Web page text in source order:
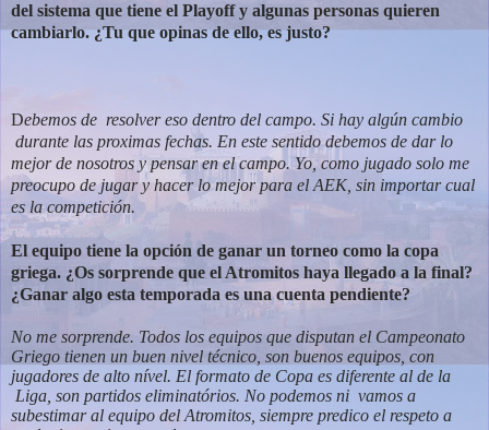
del sistema que tiene el Playoff y algunas personas quieren
cambiarlo. ¿Tu que opinas de ello,es justo?
Debemos de resolver eso dentro del campo. Si hay algún cambio
durante las proximas fechas. En este sentido debemos de dar lo
mejor de nosotros y pensar en el campo. Yo, como jugado solo me
preocupo de jugar y hacer lo mejor para el AEK, sin importar cual
es la competición.
El equipo tiene la opción de ganar un torneo como la copa
griega. ¿Os sorprende que el Atromitos haya llegado a la final?
¿Ganar algo esta temporada es una cuenta pendiente?
No me sorprende. Todos los equipos que disputan el Campeonato
Griego tienen un buen nivel técnico, son buenos equipos, con
jugadores de alto nível. El formato de Copa es diferente al de la
Liga, son partidos eliminatórios. No podemos ni vamos a
subestimar al equipo del Atromitos, siempre predico el respeto a